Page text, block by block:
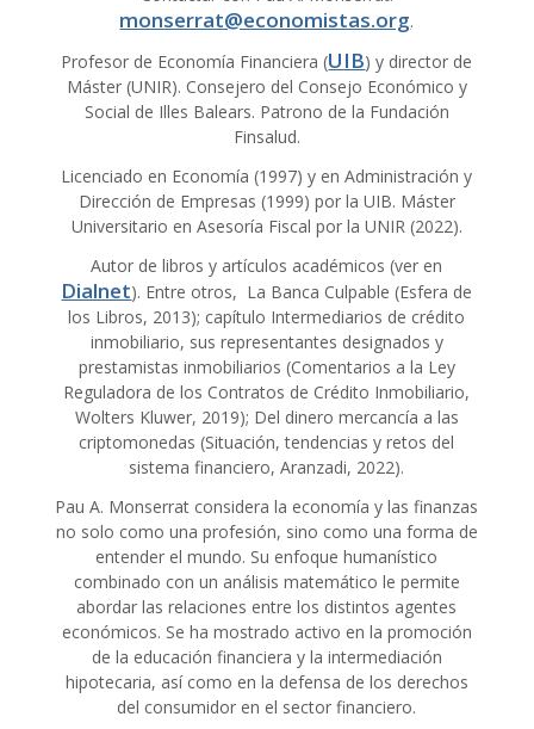
monserrat@economistas.org.
Profesor de Economía Financiera (UIB) y director de
Máster (UNIR). Consejero del Consejo Económico y
Social de Illes Balears. Patrono de la Fundación
Finsalud.
Licenciado en Economía (1997) y en Administración y
Dirección de Empresas (1999) por la UIB. Máster
Universitario en Asesoría Fiscal por la UNIR (2022).
Autor de libros y artículos académicos (ver en
Dialnet). Entre otros, La Banca Culpable (Esfera de
los Libros, 2013); capítulo Intermediarios de crédito
inmobiliario, sus representantes designados y
prestamistas inmobiliarios (Comentarios a la Ley
Reguladora de los Contratos de Crédito Inmobiliario,
Wolters Kluwer, 2019); Del dinero mercancía a las
criptomonedas (Situación, tendencias y retos del
sistema financiero, Aranzadi, 2022).
Pau A. Monserrat considera la economía y las finanzas
no solo como una profesión, sino como una forma de
entender el mundo. Su enfoque humanístico
combinado con un análisis matemático le permite
abordar las relaciones entre los distintos agentes
económicos. Se ha mostrado activo en la promoción
de la educación financiera y la intermediación
hipotecaria, así como en la defensa de los derechos
del consumidor en el sector financiero.